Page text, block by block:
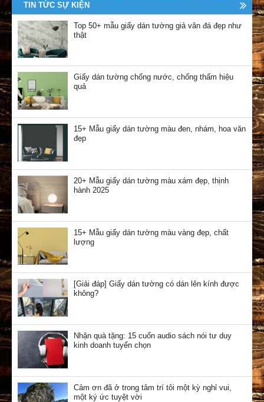
TIN TỨC SỰ KIỆN
Top 50+ mẫu giấy dán tường giả vân đá đẹp như
thật
Giấy dán tường chống nước, chống thấm hiệu
quả
15+ Mẫu giấy dán tường màu đen, nhám, hoa văn
đẹp
20+ Mẫu giấy dán tường màu xám đẹp, thịnh
hành 2025
15+ Mẫu giấy dán tường màu vàng đẹp, chất
lượng
[Giải đáp] Giấy dán tường có dán lên kính được
không?
Nhận quà tặng: 15 cuốn audio sách nói tư duy
kinh doanh tuyển chọn
Cảm ơn đã ở trong tâm trí tôi một kỳ nghỉ vui,
một ký ức tuyệt vời